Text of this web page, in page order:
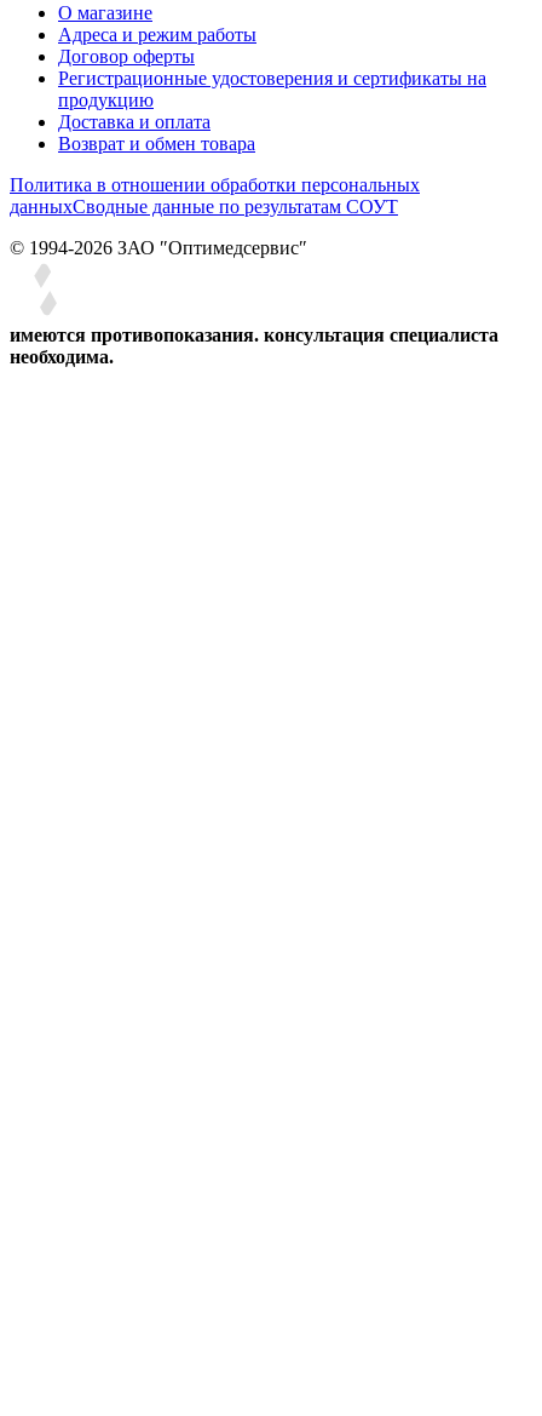
О магазине
Адреса и режим работы
Договор оферты
Регистрационные удостоверения и сертификаты на
продукцию
Доставка и оплата
Возврат и обмен товара
Политика в отношении обработки персональных
данныхСводные данные по результатам СОУТ
© 1994-2026 ЗАО ″Оптимедсервис″
имеются противопоказания. консультация специалиста
необходима.